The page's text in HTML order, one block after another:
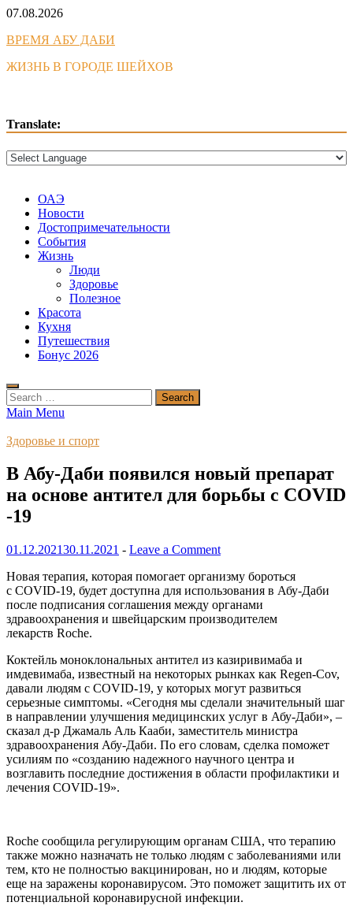
Skip
content
07.08.2026
ВРЕМЯ АБУ ДАБИ
ЖИЗНЬ В ГОРОДЕ ШЕЙХОВ
Translate:
ОАЭ
Новости
Достопримечательности
События
Жизнь
Люди
Здоровье
Полезное
Красота
Кухня
Путешествия
Бонус 2026
Search
for:
Main Menu
Здоровье и спорт
В Абу-Даби появился новый препарат
на основе антител для борьбы с COVID
-19
01.12.202130.11.2021 - Leave a Comment
Новая терапия, которая помогает организму бороться
с COVID-19, будет доступна для использования в Абу-Даби
после подписания соглашения между органами
здравоохранения и швейцарским производителем
лекарств Roche.
Коктейль моноклональных антител из казиривимаба и
имдевимаба, известный на некоторых рынках как Regen-Cov,
давали людям с COVID-19, у которых могут развиться
серьезные симптомы. «Сегодня мы сделали значительный шаг
в направлении улучшения медицинских услуг в Абу-Даби», –
сказал д-р Джамаль Аль Кааби, заместитель министра
здравоохранения Абу-Даби. По его словам, сделка поможет
усилиям по «созданию надежного научного центра и
возглавить последние достижения в области профилактики и
лечения COVID-19».
Roche сообщила регулирующим органам США, что терапию
также можно назначать не только людям с заболеваниями или
тем, кто не полностью вакцинирован, но и людям, которые
еще на заражены коронавирусом. Это поможет защитить их от
потенциальной коронавирусной инфекции.